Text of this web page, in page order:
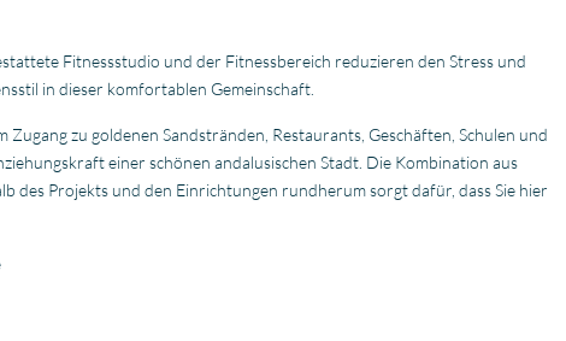
Fitnessstudio und der Fitnessbereich reduzieren den Stress und
in dieser komfortablen Gemeinschaft.
Zugang zu goldenen Sandstränden, Restaurants, Geschäften, Schulen und
einer schönen andalusischen Stadt. Die Kombination aus
des Projekts und den Einrichtungen rundherum sorgt dafür, dass Sie hier